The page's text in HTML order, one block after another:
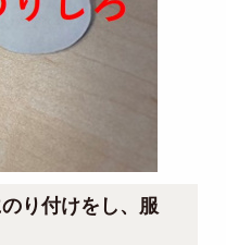
り付けをし、服